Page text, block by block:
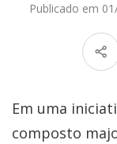
Publicado em
Em uma
composto